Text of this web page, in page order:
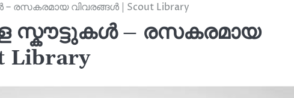
രസകരമായ വിവരങ്ങൾ | Scout Library
സ്കൗട്ടുകൾ – രസകരമായ
Library